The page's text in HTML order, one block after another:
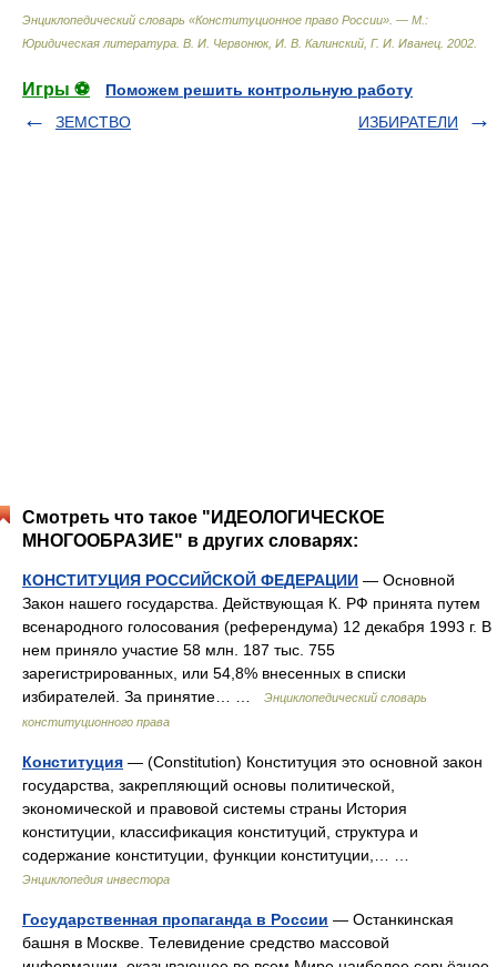
Энциклопедический словарь «Конституционное право России». — М.:
Юридическая литература В. И. Червонюк, И. В. Калинский, Г. И. Иванец 2002
Игры ⚽
Поможем решить контрольную работу
ЗЕМСТВО
ИЗБИРАТЕЛИ
Смотреть что такое "ИДЕОЛОГИЧЕСКОЕ
МНОГООБРАЗИЕ" в других словарях:
КОНСТИТУЦИЯ РОССИЙСКОЙ ФЕДЕРАЦИИ — Основной
Закон нашего государства. Действующая К. РФ принята путем
всенародного голосования (референдума) 12 декабря 1993 г. В
нем приняло участие 58 млн. 187 тыс. 755
зарегистрированных, или 54,8% внесенных в списки
избирателей. За принятие… …
Энциклопедический словарь
конституционного права
Конституция — (Constitution) Конституция это основной закон
государства, закрепляющий основы политической,
экономической и правовой системы страны История
конституции, классификация конституций, структура и
содержание конституции, функции конституции,… …
Энциклопедия инвестора
Государственная пропаганда в России — Останкинская
башня в Москве. Телевидение средство массовой